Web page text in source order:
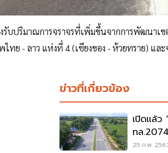
งรับปริมาณการจราจรที่เพิ่มขึ้นจากการพัฒนา
ทย - ลาว แห่งที่ 4 (เชียงของ - ห้วยทราย) และ
ข่าวที่เกี่ยวข้อง
เปิดแล้ว
ทล
29 กม.
25 ก.พ.